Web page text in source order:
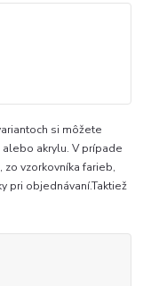
si môžete
akrylu. V prípade
vzorkovníka farieb,
pri objednávaní.Taktiež